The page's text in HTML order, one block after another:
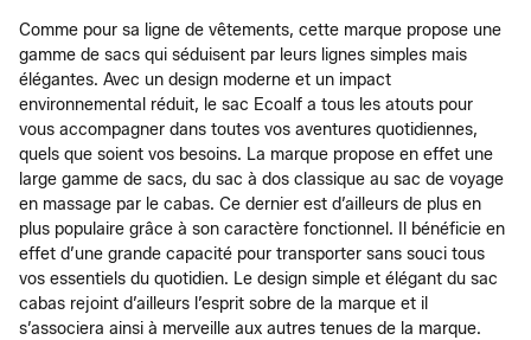
Comme pour sa ligne de vêtements, cette marque propose une
gamme de sacs qui séduisent par leurs lignes simples mais
élégantes. Avec un design moderne et un impact
environnemental réduit, le sac Ecoalf a tous les atouts pour
vous accompagner dans toutes vos aventures quotidiennes,
quels que soient vos besoins. La marque propose en effet une
large gamme de sacs, du sac à dos classique au sac de voyage
en massage par le cabas. Ce dernier est d’ailleurs de plus en
plus populaire grâce à son caractère fonctionnel. Il bénéficie en
effet d’une grande capacité pour transporter sans souci tous
vos essentiels du quotidien. Le design simple et élégant du sac
cabas rejoint d’ailleurs l’esprit sobre de la marque et il
s’associera ainsi à merveille aux autres tenues de la marque.